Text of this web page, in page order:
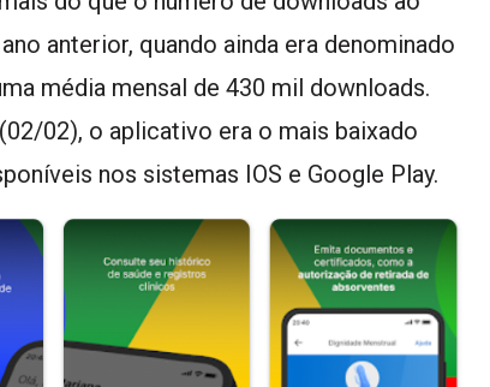
anterior, quando ainda era denominado
média mensal de 430 mil downloads.
02), o aplicativo era o mais baixado
nos sistemas IOS e Google Play.